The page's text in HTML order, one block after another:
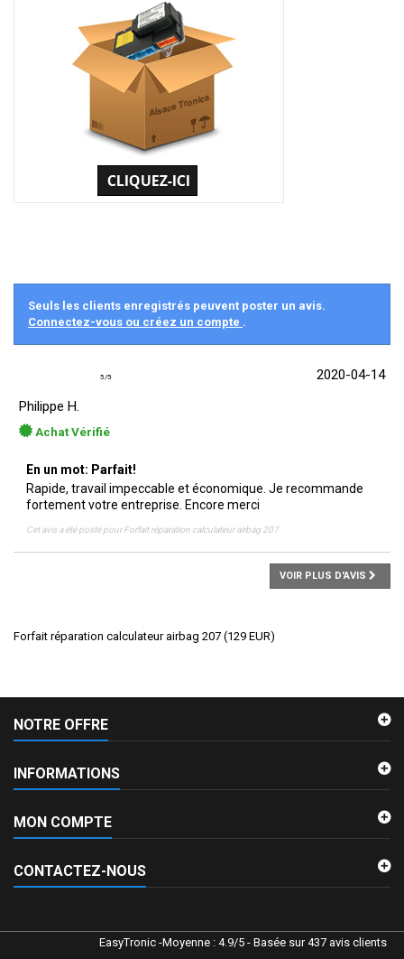
Seuls les clients enregistrés peuvent poster un avis.
Connectez-vous ou créez un compte .
5/5
2020-04-14
Philippe H.
Achat Vérifié
En un mot: Parfait!
Rapide, travail impeccable et économique. Je recommande
fortement votre entreprise. Encore merci
Cet avis a été posté pourForfait réparation calculateur airbag 207
VOIR PLUS D'AVIS
Forfait réparation calculateur airbag 207 (129 EUR)
NOTRE OFFRE
INFORMATIONS
MON COMPTE
CONTACTEZ-NOUS
EasyTronic-Moyenne : 4.9/5- Basée sur437avis clients